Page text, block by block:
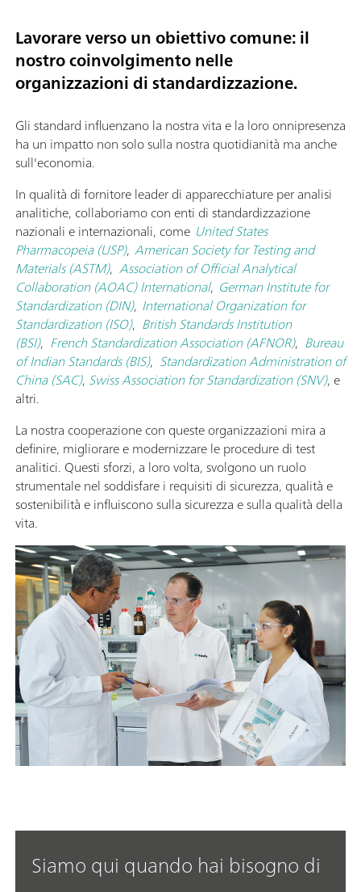
Lavorare verso un obiettivo comune: il
nostro coinvolgimento nelle
organizzazioni di standardizzazione.
Gli standard influenzano la nostra vita e la loro onnipresenza
ha un impatto non solo sulla nostra quotidianità ma anche
sull'economia.
In qualità di fornitore leader di apparecchiature per analisi
analitiche, collaboriamo con enti di standardizzazione
nazionali e internazionali, come United States
Pharmacopeia (USP), American Society for Testing and
Materials (ASTM), Association of Official Analytical
Collaboration (AOAC) International, German Institute for
Standardization (DIN), International Organization for
Standardization (ISO), British Standards Institution
(BSI), French Standardization Association (AFNOR), Bureau
of Indian Standards (BIS), Standardization Administration of
China (SAC), Swiss Association for Standardization (SNV), e
altri.
La nostra cooperazione con queste organizzazioni mira a
definire, migliorare e modernizzare le procedure di test
analitici. Questi sforzi, a loro volta, svolgono un ruolo
strumentale nel soddisfare i requisiti di sicurezza, qualità e
sostenibilità e influiscono sulla sicurezza e sulla qualità della
vita.
Siamo qui quando hai bisogno di